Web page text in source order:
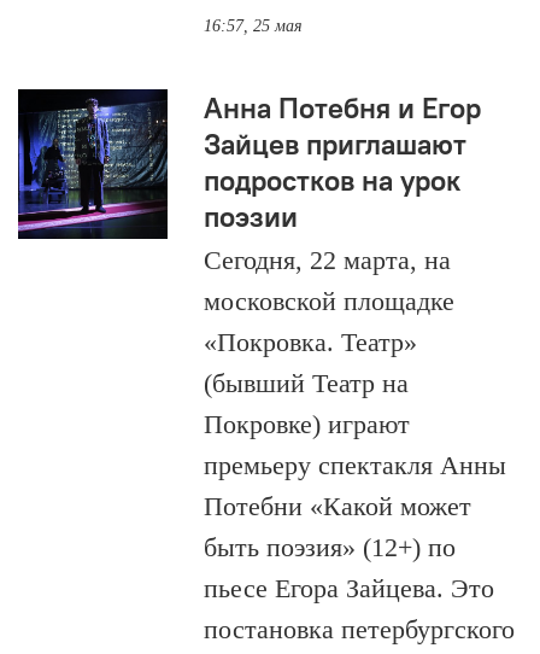
16:57, 25 мая
Анна Потебня и Егор
Зайцев приглашают
подростков на урок
поэзии
Сегодня, 22 марта, на
московской площадке
«Покровка. Театр»
(бывший Театр на
Покровке) играют
премьеру спектакля Анны
Потебни «Какой может
быть поэзия» (12+) по
пьесе Егора Зайцева. Это
постановка петербургского